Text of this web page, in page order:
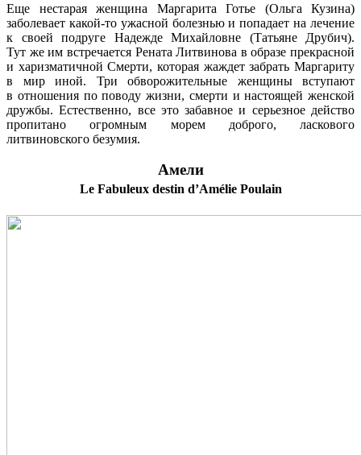
Еще нестарая женщина Маргарита Готье (Ольга Кузина)
заболевает какой-то ужасной болезнью и попадает на лечение
к своей подруге Надежде Михайловне (Татьяне Друбич).
Тут же им встречается Рената Литвинова в образе прекрасной
и харизматичной Смерти, которая жаждет забрать Маргариту
в мир иной. Три обворожительные женщины вступают
в отношения по поводу жизни, смерти и настоящей женской
дружбы. Естественно, все это забавное и серьезное действо
пропитано огромным морем доброго, ласкового
литвиновского безумия.
Амели
Le Fabuleux destin d’Amélie Poulain